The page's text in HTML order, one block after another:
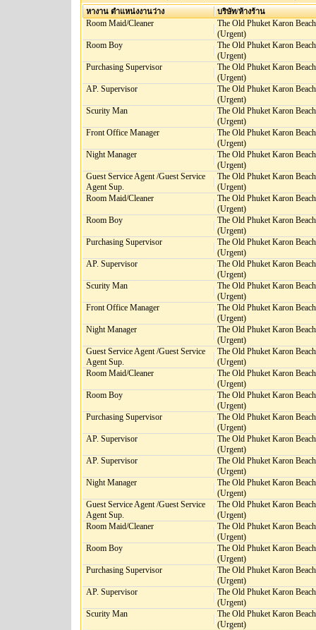
หางาน ตำแหน่งงานว่าง
บริษัท/ห้างร้าน
Room Maid/Cleaner
The Old Phuket Karon
(Urgent)
Room Boy
The Old Phuket Karon
(Urgent)
Purchasing Supervisor
The Old Phuket Karon
(Urgent)
AP. Supervisor
The Old Phuket Karon
(Urgent)
Scurity Man
The Old Phuket Karon
(Urgent)
Front Office Manager
The Old Phuket Karon
(Urgent)
Night Manager
The Old Phuket Karon
(Urgent)
Guest Service Agent /Guest Service
Agent Sup.
The Old Phuket Karon
(Urgent)
Room Maid/Cleaner
The Old Phuket Karon
(Urgent)
Room Boy
The Old Phuket Karon
(Urgent)
Purchasing Supervisor
The Old Phuket Karon
(Urgent)
AP. Supervisor
The Old Phuket Karon
(Urgent)
Scurity Man
The Old Phuket Karon
(Urgent)
Front Office Manager
The Old Phuket Karon
(Urgent)
Night Manager
The Old Phuket Karon
(Urgent)
Guest Service Agent /Guest Service
Agent Sup.
The Old Phuket Karon
(Urgent)
Room Maid/Cleaner
The Old Phuket Karon
(Urgent)
Room Boy
The Old Phuket Karon
(Urgent)
Purchasing Supervisor
The Old Phuket Karon
(Urgent)
AP. Supervisor
The Old Phuket Karon
(Urgent)
AP. Supervisor
The Old Phuket Karon
(Urgent)
Night Manager
The Old Phuket Karon
(Urgent)
Guest Service Agent /Guest Service
Agent Sup.
The Old Phuket Karon
(Urgent)
Room Maid/Cleaner
The Old Phuket Karon
(Urgent)
Room Boy
The Old Phuket Karon
(Urgent)
Purchasing Supervisor
The Old Phuket Karon
(Urgent)
AP. Supervisor
The Old Phuket Karon
(Urgent)
Scurity Man
The Old Phuket Karon
(Urgent)